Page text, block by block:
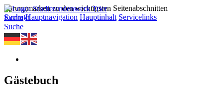
Sprungmarken zu den wichtigsten Seitenabschnitten
Suche Hauptnavigation Hauptinhalt Servicelinks
Kontakt
Suche
Gästebuch